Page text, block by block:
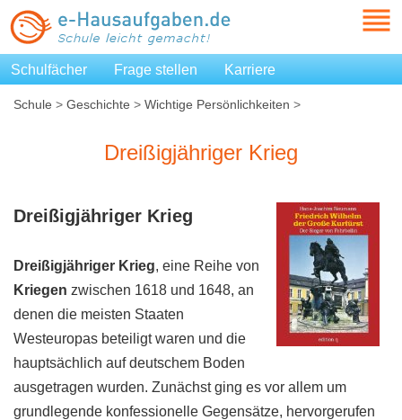
Schulfächer Frage stellen Karriere
Schule > Geschichte > Wichtige Persönlichkeiten >
Dreißigjähriger Krieg
Dreißigjähriger Krieg
Dreißigjähriger Krieg, eine Reihe von
Kriegen zwischen 1618 und 1648, an
denen die meisten Staaten
Westeuropas beteiligt waren und die
hauptsächlich auf deutschem Boden
ausgetragen wurden. Zunächst ging es vor allem um
grundlegende konfessionelle Gegensätze, hervorgerufen